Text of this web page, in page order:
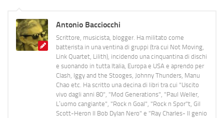
Antonio Bacciocchi
Scrittore, musicista, blogger. Ha militato come
batterista in una ventina di gruppi (tra cui Not Moving,
Link Quartet, Lilith), incidendo una cinquantina di dischi
e suonando in tutta Italia, Europa e USA e aprendo per
Clash, Iggy and the Stooges, Johnny Thunders, Manu
Chao etc. Ha scritto una decina di libri tra cui "Uscito
vivo dagli anni 80", "Mod Generations", "Paul Weller,
L’uomo cangiante", "Rock n Goal", "Rock n Spor"t, Gil
Scott-Heron Il Bob Dylan Nero" e "Ray Charles- Il genio